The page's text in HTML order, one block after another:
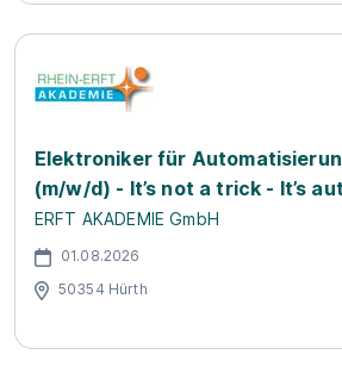
Elektroniker für
(m/w/d) - It’s not a trick - It’s
ERFT AKADEMIE GmbH
01.08.2026
50354 Hürth